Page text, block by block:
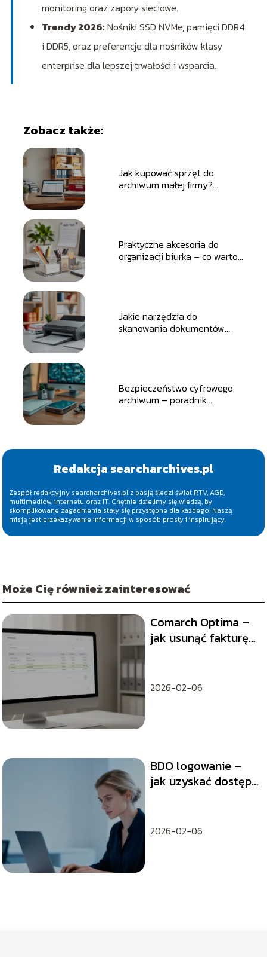
monitoring oraz zapory sieciowe.
Trendy 2026:Nośniki SSD NVMe, pamięci DDR4
i DDR5, oraz preferencje dla nośników klasy
enterprise dla lepszej trwałości i wsparcia.
Zobacz także:
Jak kupować sprzęt do
archiwum małej firmy?
Praktyczne akcesoria do
organizacji biurka – co warto
Jakie narzędzia do
skanowania dokumentów
Bezpieczeństwo cyfrowego
archiwum – poradnik
Redakcja searcharchives.pl
Zespół redakcyjny searcharchives.pl z pasją śledzi świat RTV, AGD,
multimediów, internetu oraz IT. Chętnie dzielimy się wiedzą, by
skomplikowane zagadnienia stały się przystępne dla każdego. Naszą
misją jest przekazywanie informacji w sposób prosty i inspirujący.
Może Cię również zainteresować
Comarch Optima –
jak usunąć fakturę
2026-02-06
BDO logowanie –
jak uzyskać dostęp
2026-02-06